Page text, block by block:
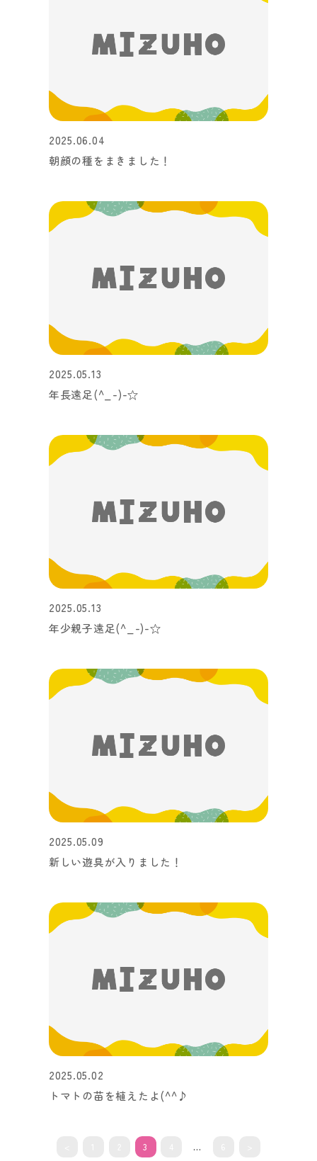
2025.06.04
朝顔の種をまきました！
2025.05.13
年長遠足(^_-)-☆
2025.05.13
年少親子遠足(^_-)-☆
2025.05.09
新しい遊具が入りました！
2025.05.02
トマトの苗を植えたよ(^^♪
3 …